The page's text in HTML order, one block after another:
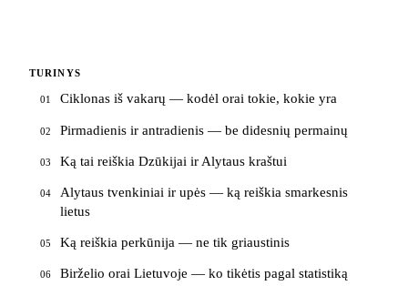
TURINYS
01 Ciklonas iš vakarų — kodėl orai tokie, kokie yra
02 Pirmadienis ir antradienis — be didesnių permainų
03 Ką tai reiškia Dzūkijai ir Alytaus kraštui
04
Alytaus tvenkiniai ir upės — ką reiškia smarkesnis
lietus
05 Ką reiškia perkūnija — ne tik griaustinis
06 Birželio orai Lietuvoje — ko tikėtis pagal statistiką